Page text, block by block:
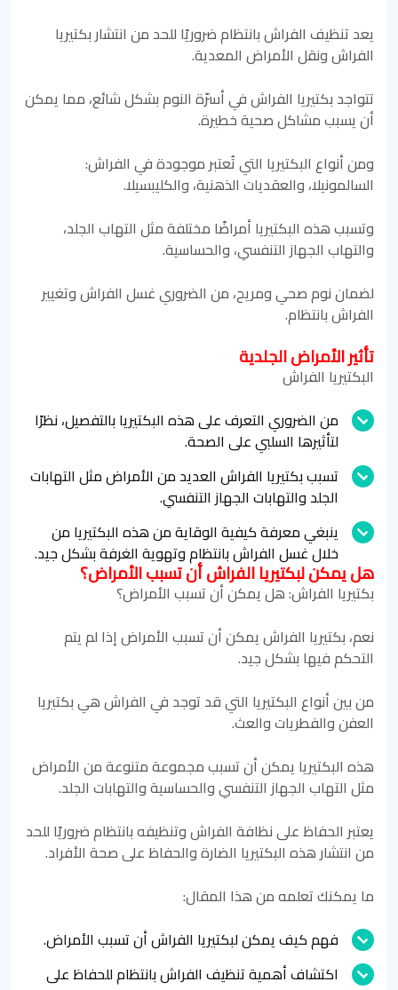
يعد تنظيف الفراش بانتظام ضروريًا للحد من انتشار بكتيريا
الفراش ونقل الأمراض المعدية.
تتواجد بكتيريا الفراش في أسرّة النوم بشكل شائع، مما يمكن
أن يسبب مشاكل صحية خطيرة.
ومن أنواع البكتيريا التي تُعتبر موجودة في الفراش:
السالمونيلا، والعقديات الذهنية، والكليبسيلا.
وتسبب هذه البكتيريا أمراضًا مختلفة مثل التهاب الجلد،
والتهاب الجهاز التنفسي، والحساسية.
لضمان نوم صحي ومريح، من الضروري غسل الفراش وتغيير
الفراش بانتظام.
تأثير الأمراض الجلدية
البكتيريا الفراش
من الضروري التعرف على هذه البكتيريا بالتفصيل، نظرًا
لتأثيرها السلبي على الصحة.
تسبب بكتيريا الفراش العديد من الأمراض مثل التهابات
الجلد والتهابات الجهاز التنفسي.
ينبغي معرفة كيفية الوقاية من هذه البكتيريا من
خلال غسل الفراش بانتظام وتهوية الغرفة بشكل جيد.
هل يمكن لبكتيريا الفراش أن تسبب الأمراض؟
بكتيريا الفراش: هل يمكن أن تسبب الأمراض؟
نعم، بكتيريا الفراش يمكن أن تسبب الأمراض إذا لم يتم
التحكم فيها بشكل جيد.
من بين أنواع البكتيريا التي قد توجد في الفراش هي بكتيريا
العفن والفطريات والعث.
هذه البكتيريا يمكن أن تسبب مجموعة متنوعة من الأمراض
مثل التهاب الجهاز التنفسي والحساسية والتهابات الجلد.
يعتبر الحفاظ على نظافة الفراش وتنظيفه بانتظام ضروريًا للحد
من انتشار هذه البكتيريا الضارة والحفاظ على صحة الأفراد.
ما يمكنك تعلمه من هذا المقال:
فهم كيف يمكن لبكتيريا الفراش أن تسبب الأمراض.
اكتشاف أهمية تنظيف الفراش بانتظام للحفاظ على